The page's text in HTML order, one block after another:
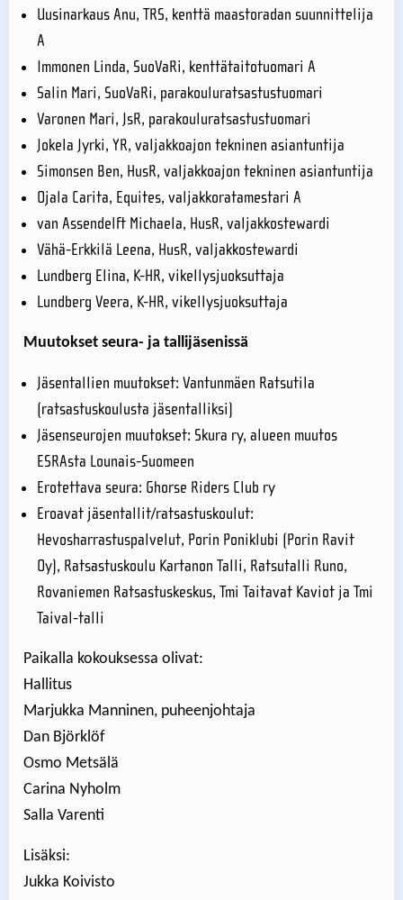
Uusinarkaus Anu, TRS, kenttä maastoradan suunnittelija
A
Immonen Linda, SuoVaRi, kenttätaitotuomari A
Salin Mari, SuoVaRi, parakouluratsastustuomari
Varonen Mari, JsR, parakouluratsastustuomari
Jokela Jyrki, YR, valjakkoajon tekninen asiantuntija
Simonsen Ben, HusR, valjakkoajon tekninen asiantuntija
Ojala Carita, Equites, valjakkoratamestari A
van Assendelft Michaela, HusR, valjakkostewardi
Vähä-Erkkilä Leena, HusR, valjakkostewardi
Lundberg Elina, K-HR, vikellysjuoksuttaja
Lundberg Veera, K-HR, vikellysjuoksuttaja
Muutokset seura- ja tallijäsenissä
Jäsentallien muutokset: Vantunmäen Ratsutila
(ratsastuskoulusta jäsentalliksi)
Jäsenseurojen muutokset: Skura ry, alueen muutos
ESRAsta Lounais-Suomeen
Erotettava seura: Ghorse Riders Club ry
Eroavat jäsentallit/ratsastuskoulut:
Hevosharrastuspalvelut, Porin Poniklubi (Porin Ravit
Oy), Ratsastuskoulu Kartanon Talli, Ratsutalli Runo,
Rovaniemen Ratsastuskeskus, Tmi Taitavat Kaviot ja Tmi
Taival-talli
Paikalla kokouksessa olivat:
Hallitus
Marjukka Manninen, puheenjohtaja
Dan Björklöf
Osmo Metsälä
Carina Nyholm
Salla Varenti
Lisäksi:
Jukka Koivisto